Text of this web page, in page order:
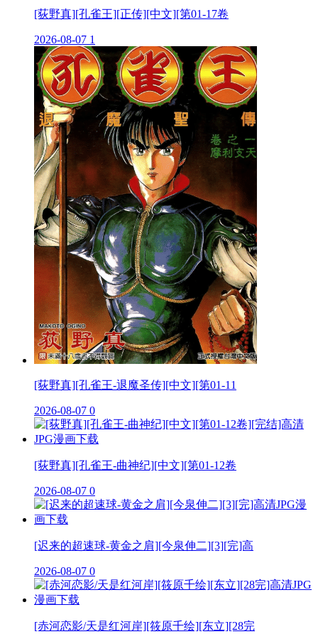
[荻野真][孔雀王][正传][中文][第01-17卷
2026-08-07 1
[荻野真][孔雀王-退魔圣传][中文][第01-11
2026-08-07 0
[荻野真][孔雀王-曲神纪][中文][第01-12卷
2026-08-07 0
[迟来的超速球-黄金之肩][今泉伸二][3][完]高
2026-08-07 0
[赤河恋影/天是红河岸][筱原千绘][东立][28完